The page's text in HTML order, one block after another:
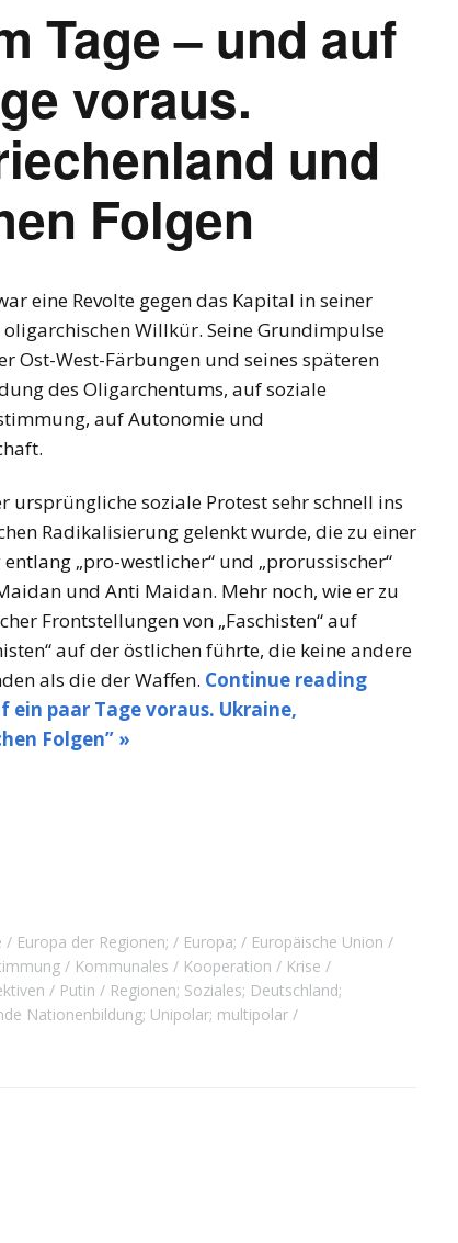
Tage – und auf
voraus.
und
Folgen
eine Revolte gegen das Kapital in seiner
Willkür. Seine Grundimpulse
Ost-West-Färbungen und seines späteren
des Oligarchentums, auf soziale
auf Autonomie und
ursprüngliche soziale Protest sehr schnell ins
Radikalisierung gelenkt wurde, die zu einer
„pro-westlicher“ und „prorussischer“
und Anti Maidan. Mehr noch, wie er zu
Frontstellungen von „Faschisten“ auf
auf der östlichen führte, die keine andere
als die der Waffen. Continue reading
ein paar Tage voraus. Ukraine,
Folgen” »
Europa der Regionen; Europa;
Europäische Union
Kommunales Kooperation
Krise
Putin
Regionen; Soziales; Deutschland;
Nationenbildung; Unipolar; multipolar